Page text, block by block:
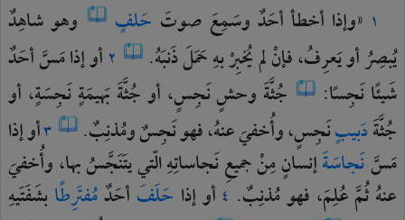
١ «وإذا أخطأأحَدٌوسَمِعَ صوتَ حَلفٍ وهوشاهِدٌ
يُبصِرُأويَعرِفُ،فإنْلميُخبِرْبهِحَمَلَذَنبَهُ. ٢ أوإذامَسَّأحَدٌ
شَيئًانَجِسًا: جُثَّةَوحشٍنَجِسٍ،أوجُثَّةَبَهيمَةٍنَجِسَةٍ،أو
جُثَّةَدَبيبٍنَجِسٍ،وأُخفيَعنهُ،فهونَجِسٌومُذنِبٌ. ٣أوإذا
مَسَّنَجاسَةَإنسانٍمِنْجميعِنَجاساتِهِالّتييتَنَجَّسُبها،وأُخفيَ
عنهُثُمَّعُلِمَ،فهومُذنِبٌ. ٤ أوإذا حَلَفَأحَدٌمُفتَرِطًابشَفَتَيهِ